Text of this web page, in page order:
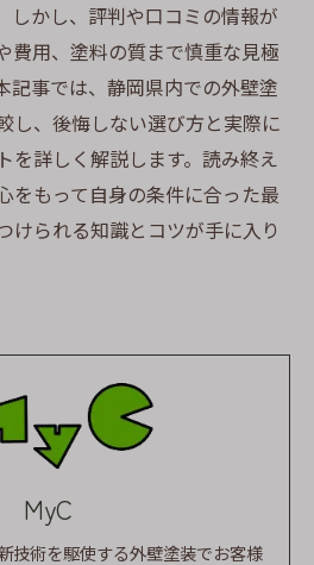
しかし、評判や口コミの情報が
費用、塗料の質まで慎重な見極
記事では、静岡県内での外壁塗
し、後悔しない選び方と実際に
を詳しく解説します。読み終え
をもって自身の条件に合った最
けられる知識とコツが手に入り
MyC
技術を駆使する外壁塗装でお客様